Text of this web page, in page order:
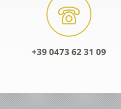
+39 0473 62 31 09